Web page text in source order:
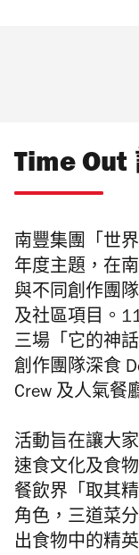
Time Out
南豐集團「世
年度主題，在
與不同創作團
及社區項目。
三場「它的神
創作團隊深食
Crew 及人氣餐
活動旨在讓大
速食文化及食
餐飲界「取其
角色，三道菜
出食物中的精